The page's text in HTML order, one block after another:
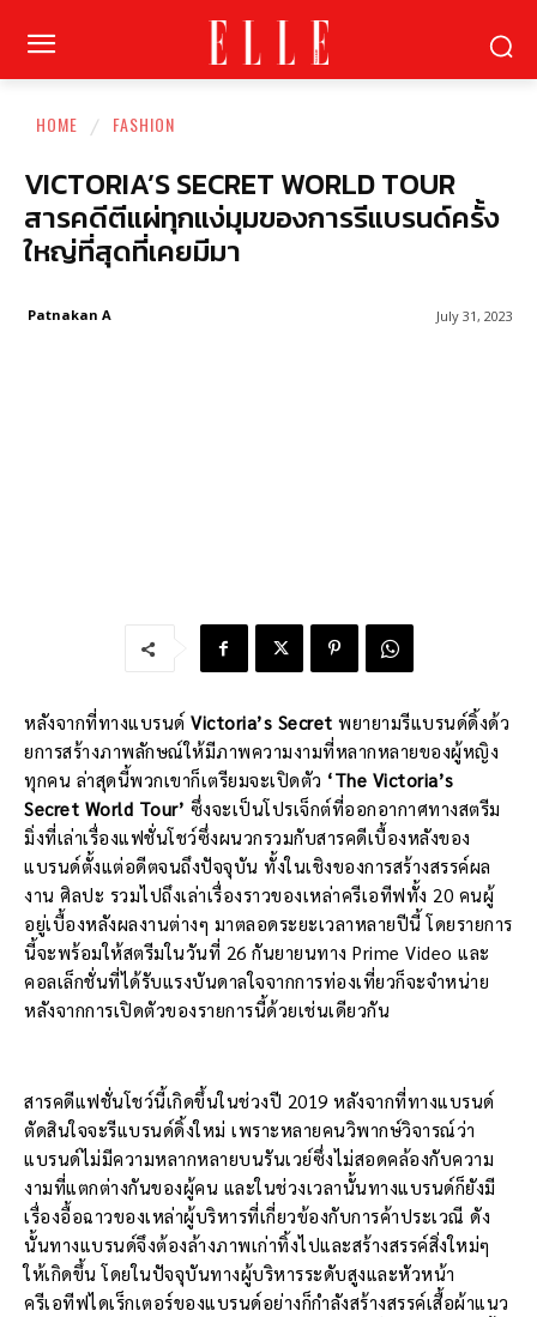
HOME FASHION
VICTORIA’S SECRET WORLD TOUR
สารคดีตีแผ่ทุกแง่มุมของการรีแบรนด์ครั้ง
ใหญ่ที่สุดที่เคยมีมา
July 31, 2023
Patnakan A
หลังจากที่ทางแบรนด์ Victoria’s Secret พยายามรีแบรนด์ดิ้งด้ว
ยการสร้างภาพลักษณ์ให้มีภาพความงามที่หลากหลายของผู้หญิง
ทุกคน ล่าสุดนี้พวกเขาก็เตรียมจะเปิดตัว ‘The Victoria’s
Secret World Tour’ ซึ่งจะเป็นโปรเจ็กต์ที่ออกอากาศทางสตรีม
มิ่งที่เล่าเรื่องแฟชั่นโชว์ซึ่งผนวกรวมกับสารคดีเบื้องหลังของ
แบรนด์ตั้งแต่อดีตจนถึงปัจจุบัน ทั้งในเชิงของการสร้างสรรค์ผล
งาน ศิลปะ รวมไปถึงเล่าเรื่องราวของเหล่าครีเอทีฟทั้ง 20 คนผู้
อยู่เบื้องหลังผลงานต่างๆ มาตลอดระยะเวลาหลายปีนี้ โดยรายการ
นี้จะพร้อมให้สตรีมในวันที่ 26 กันยายนทาง Prime Video และ
คอลเล็กชั่นที่ได้รับแรงบันดาลใจจากการท่องเที่ยวก็จะจำหน่าย
หลังจากการเปิดตัวของรายการนี้ด้วยเช่นเดียวกัน
สารคดีแฟชั่นโชว์นี้เกิดขึ้นในช่วงปี 2019 หลังจากที่ทางแบรนด์
ตัดสินใจจะรีแบรนด์ดิ้งใหม่ เพราะหลายคนวิพากษ์วิจารณ์ว่า
แบรนด์ไม่มีความหลากหลายบนรันเวย์ซึ่งไม่สอดคล้องกับความ
งามที่แตกต่างกันของผู้คน และในช่วงเวลานั้นทางแบรนด์ก็ยังมี
เรื่องอื้อฉาวของเหล่าผู้บริหารที่เกี่ยวข้องกับการค้าประเวณี ดัง
นั้นทางแบรนด์จึงต้องล้างภาพเก่าทิ้งไปและสร้างสรรค์สิ่งใหม่ๆ
ให้เกิดขึ้น โดยในปัจจุบันทางผู้บริหารระดับสูงและหัวหน้า
ครีเอทีฟไดเร็กเตอร์ของแบรนด์อย่างก็กำลังสร้างสรรค์เสื้อผ้าแนว